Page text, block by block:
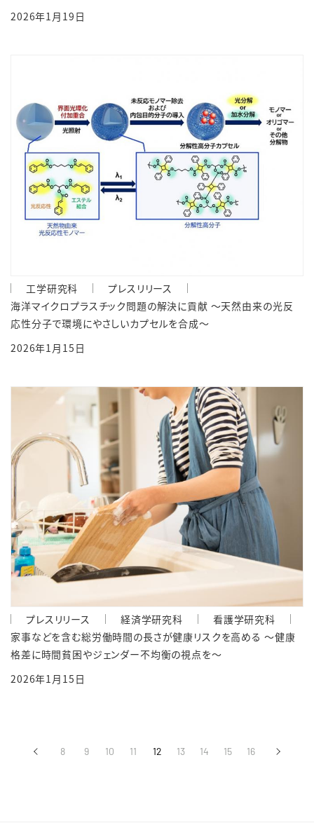
2026年1月19日
工学研究科
プレスリリース
海洋マイクロプラスチック問題の解決に貢献 ～天然由来の光反
応性分子で環境にやさしいカプセルを合成～
2026年1月15日
プレスリリース 経済学研究科
看護学研究科
家事などを含む総労働時間の長さが健康リスクを高める ～健康
格差に時間貧困やジェンダー不均衡の視点を～
2026年1月15日
‹前へ 8 9 10 11 12 13 14 15 16 ›次へ